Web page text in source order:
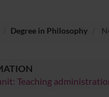
Degree in Philosophy
Teaching